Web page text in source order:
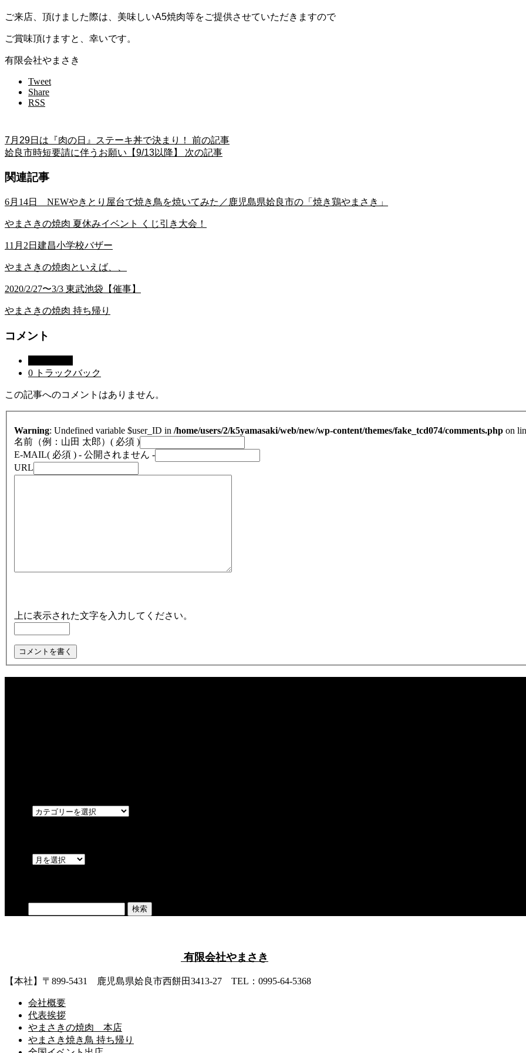
ご来店、頂けました際は、美味しいA5焼肉等をご提供させていただきますので
ご賞味頂けますと、幸いです。
有限会社やまさき
Tweet
Share
RSS
7月29日は『肉の日』ステーキ丼で決まり！
前の記事
姶良市時短要請に伴うお願い【9/13以降】
次の記事
関連記事
6月14日 NEWやきとり屋台で焼き鳥を焼いてみた／鹿児島県姶良市の「焼き鶏やまさき」
やまさきの焼肉 夏休みイベント くじ引き大会！
11月2日建昌小学校バザー
やまさきの焼肉といえば、、
2020/2/27〜3/3 東武池袋【催事】
やまさきの焼肉 持ち帰り
コメント
0 トラックバック
この記事へのコメントはありません。
Warning : Undefined variable $user_ID in /home/users/2/k5yamasaki/web/new/wp-content/themes/fake_tcd074/comments.php on
名前（例：山田 太郎） ( 必須 )
E-MAIL( 必須 ) - 公開されません -
URL
上に表示された文字を入力してください。
有限会社やまさき
【本社】〒899-5431 鹿児島県姶良市西餅田3413-27 TEL：0995-64-5368
会社概要
代表挨拶
やまさきの焼肉 本店
やまさき焼き鳥 持ち帰り